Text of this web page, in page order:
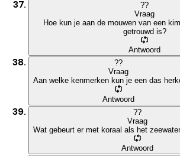
??
Vraag
Hoe kun je aan de mouwen van een
getrouwd is?
Antwoord
??
Vraag
Aan welke kenmerken kun je een das
Antwoord
??
Vraag
Wat gebeurt er met koraal als het
Antwoord